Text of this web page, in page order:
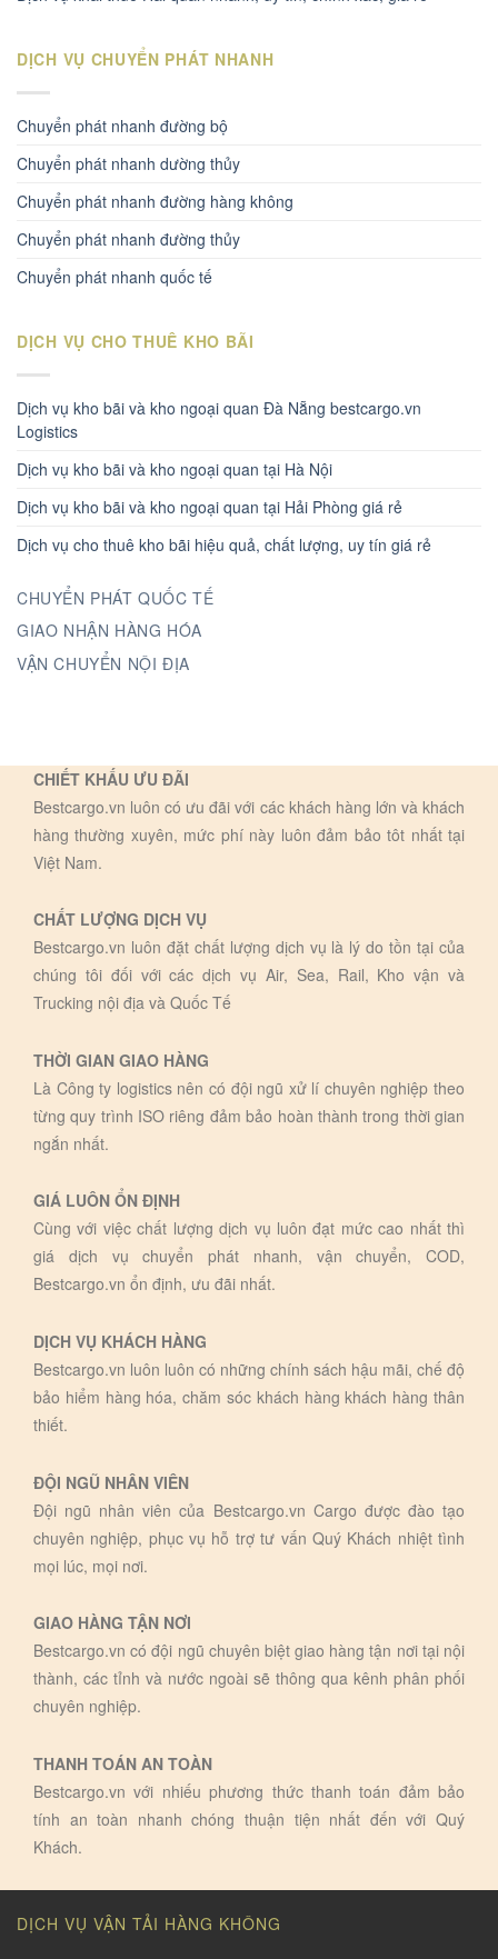
DỊCH VỤ CHUYỂN PHÁT NHANH
Chuyển phát nhanh đường bộ
Chuyển phát nhanh dường thủy
Chuyển phát nhanh đường hàng không
Chuyển phát nhanh đường thủy
Chuyển phát nhanh quốc tế
DỊCH VỤ CHO THUÊ KHO BÃI
Dịch vụ kho bãi và kho ngoại quan Đà Nẵng bestcargo.vn
Logistics
Dịch vụ kho bãi và kho ngoại quan tại Hà Nội
Dịch vụ kho bãi và kho ngoại quan tại Hải Phòng giá rẻ
Dịch vụ cho thuê kho bãi hiệu quả, chất lượng, uy tín giá rẻ
CHUYỂN PHÁT QUỐC TẾ
GIAO NHẬN HÀNG HÓA
VẬN CHUYỂN NỘI ĐỊA
CHIẾT KHẤU ƯU ĐÃI
Bestcargo.vn luôn có ưu đãi với các khách hàng lớn và khách
hàng thường xuyên, mức phí này luôn đảm bảo tôt nhất tại
Việt Nam.
CHẤT LƯỢNG DỊCH VỤ
Bestcargo.vn luôn đặt chất lượng dịch vụ là lý do tồn tại của
chúng tôi đối với các dịch vụ Air, Sea, Rail, Kho vận và
Trucking nội địa và Quốc Tế
THỜI GIAN GIAO HÀNG
Là Công ty logistics nên có đội ngũ xử lí chuyên nghiệp theo
từng quy trình ISO riêng đảm bảo hoàn thành trong thời gian
ngắn nhất.
GIÁ LUÔN ỔN ĐỊNH
Cùng với việc chất lượng dịch vụ luôn đạt mức cao nhất thì
giá dịch vụ chuyển phát nhanh, vận chuyển, COD,
Bestcargo.vn ổn định, ưu đãi nhất.
DỊCH VỤ KHÁCH HÀNG
Bestcargo.vn luôn luôn có những chính sách hậu mãi, chế độ
bảo hiểm hàng hóa, chăm sóc khách hàng khách hàng thân
thiết.
ĐỘI NGŨ NHÂN VIÊN
Đội ngũ nhân viên của Bestcargo.vn Cargo được đào tạo
chuyên nghiệp, phục vụ hỗ trợ tư vấn Quý Khách nhiệt tình
mọi lúc, mọi nơi.
GIAO HÀNG TẬN NƠI
Bestcargo.vn có đội ngũ chuyên biệt giao hàng tận nơi tại nội
thành, các tỉnh và nước ngoài sẽ thông qua kênh phân phối
chuyên nghiệp.
THANH TOÁN AN TOÀN
Bestcargo.vn với nhiếu phương thức thanh toán đảm bảo
tính an toàn nhanh chóng thuận tiện nhất đến với Quý
Khách.
DỊCH VỤ VẬN TẢI HÀNG KHÔNG